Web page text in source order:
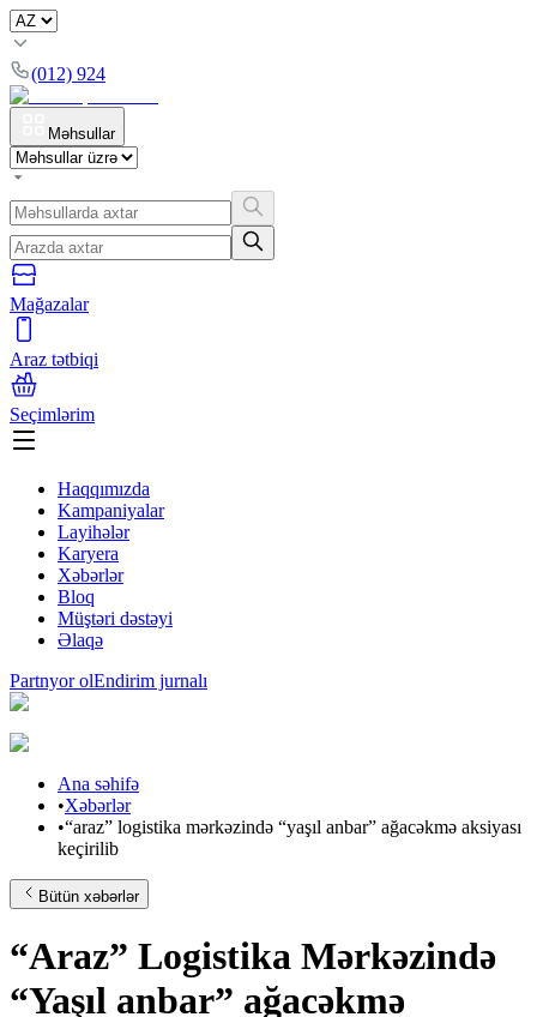
(012) 924
Məhsullar
Mağazalar
Araz tətbiqi
Seçimlərim
Haqqımızda
Kampaniyalar
Layihələr
Karyera
Xəbərlər
Bloq
Müştəri dəstəyi
Əlaqə
Partnyor olEndirim jurnalı
Ana səhifə
•Xəbərlər
•“araz” logistika mərkəzində “yaşıl anbar” ağacəkmə aksiyası
keçirilib
Bütün xəbərlər
“Araz” Logistika Mərkəzində
“Yaşıl anbar” ağacəkmə